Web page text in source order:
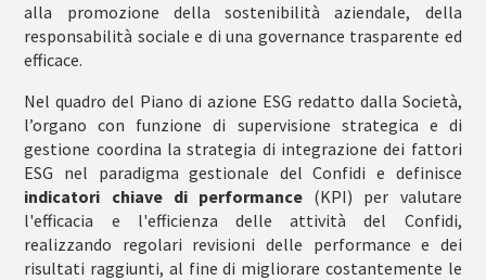
alla promozione della sostenibilità aziendale, della
responsabilità sociale e di una governance trasparente ed
efficace.
Nel quadro del Piano di azione ESG redatto dalla Società,
l’organo con funzione di supervisione strategica e di
gestione coordina la strategia di integrazione dei fattori
ESG nel paradigma gestionale del Confidi e definisce
indicatori chiave di performance (KPI) per valutare
l'efficacia e l'efficienza delle attività del Confidi,
realizzando regolari revisioni delle performance e dei
risultati raggiunti, al fine di migliorare costantemente le